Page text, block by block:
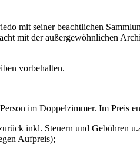
mit seiner beachtlichen
mit der außergewöhnlichen
vorbehalten.
im Doppelzimmer. Im Preis
inkl. Steuern und Gebühren
Aufpreis);